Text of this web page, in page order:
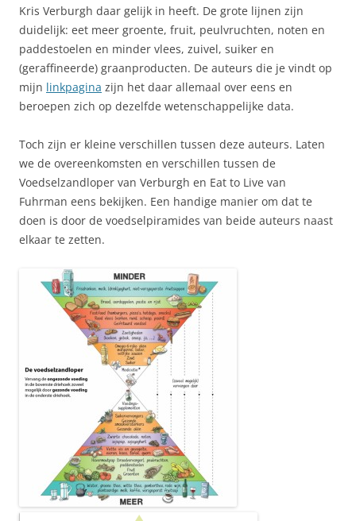
Kris Verburgh daar gelijk in heeft. De grote lijnen zijn
duidelijk: eet meer groente, fruit, peulvruchten, noten en
paddestoelen en minder vlees, zuivel, suiker en
(geraffineerde) graanproducten. De auteurs die je vindt op
mijn linkpagina zijn het daar allemaal over eens en
beroepen zich op dezelfde wetenschappelijke data.
Toch zijn er kleine verschillen tussen deze auteurs. Laten
we de overeenkomsten en verschillen tussen de
Voedselzandloper van Verburgh en Eat to Live van
Fuhrman eens bekijken. Een handige manier om dat te
doen is door de voedselpiramides van beide auteurs naast
elkaar te zetten.